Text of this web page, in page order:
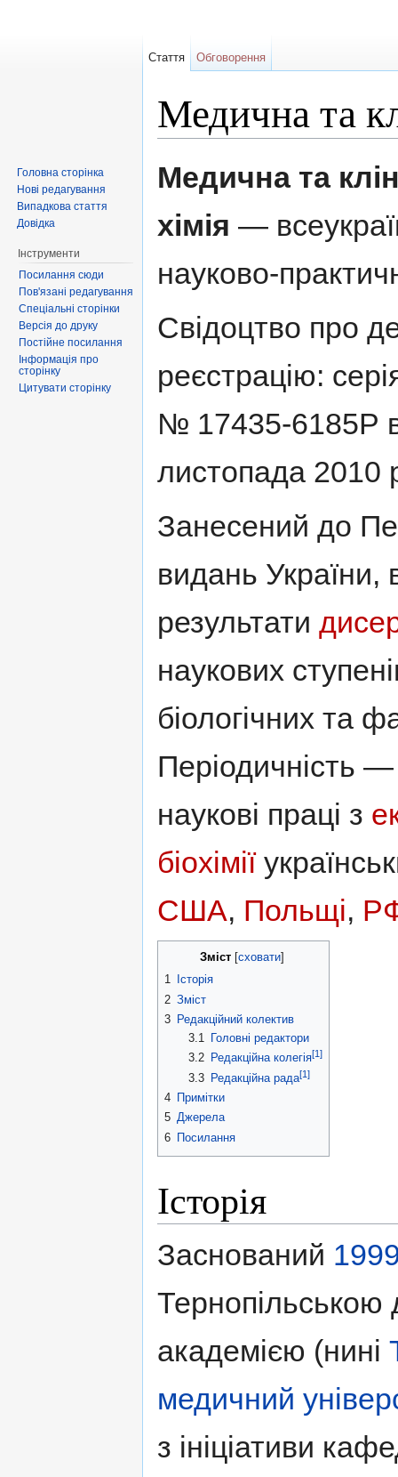
Медична та
Медична та
хімія —
науково-
Свідоцтво про
реєстрацію:
№ 17435-6185Р
листопада 2010
Занесений до
видань України,
результати
наукових
біологічних та
Періодичність
наукові праці з
біохімії
США, Польщі,
Зміст[ сховати]
1
Історія
2 Зміст
3 Редакційний колектив
3.1
Головні редактори
3.2
Редакційна колегія[1]
3.3 Редакційна рада[1]
4 Примітки
5 Джерела
6 Посилання
Історія
Заснований
академією (нині
медичний
з ініціативи
Стаття Обговорення
Головна сторінка
Нові редагування
Випадкова стаття
Довідка
Інструменти
Посилання сюди
Пов'язані редагування
Спеціальні сторінки
Версія до друку
Постійне посилання
Інформація про
сторінку
Цитувати сторінку